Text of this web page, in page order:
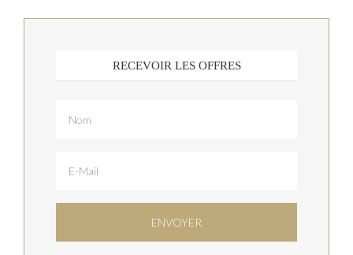
RECEVOIR LES OFFRES